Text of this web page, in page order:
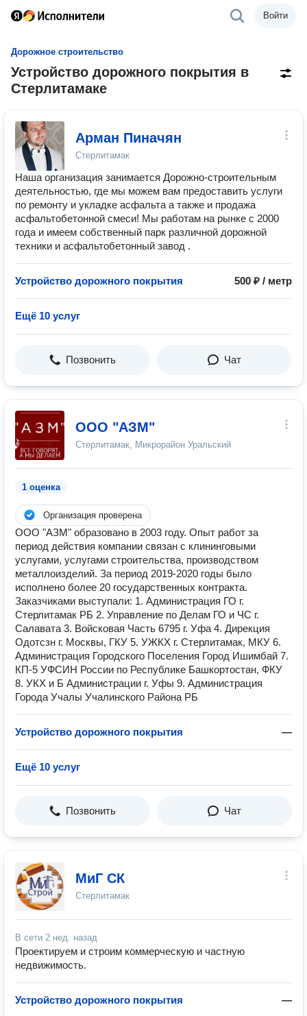
Войти
Дорожное строительство
Устройство дорожного покрытия в
Стерлитамаке
Арман Пиначян
Стерлитамак
Наша организация занимается Дорожно-строительным
деятельностью, где мы можем вам предоставить услуги
по ремонту и укладке асфальта а также и продажа
асфальтобетонной смеси! Мы работам на рынке с 2000
года и имеем собственный парк различной дорожной
техники и асфальтобетонный завод .
Устройство дорожного покрытия 500 ₽ / метр
Ещё 10 услуг
Позвонить Чат
ООО "АЗМ"
Стерлитамак, Микрорайон Уральский
1 оценка
Организация проверена
ООО "АЗМ" образовано в 2003 году. Опыт работ за
период действия компании связан с клининговыми
услугами, услугами строительства, производством
металлоизделий. За период 2019-2020 годы было
исполнено более 20 государственных контракта.
Заказчиками выступали: 1. Администрация ГО г.
Стерлитамак РБ 2. Управление по Делам ГО и ЧС г.
Салавата 3. Войсковая Часть 6795 г. Уфа 4. Дирекция
Одотсзн г. Москвы, ГКУ 5. УЖКХ г. Стерлитамак, МКУ 6.
Администрация Городского Поселения Город Ишимбай 7.
КП-5 УФСИН России по Республике Башкортостан, ФКУ
8. УКХ и Б Администрации г. Уфы 9. Администрация
Города Учалы Учалинского Района РБ
Устройство дорожного покрытия —
Ещё 10 услуг
Позвонить Чат
МиГ СК
Стерлитамак
В сети 2 нед. назад
Проектируем и строим коммерческую и частную
недвижимость.
Устройство дорожного покрытия —